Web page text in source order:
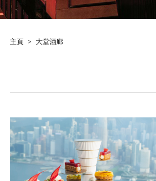
主頁 > 大堂酒廊